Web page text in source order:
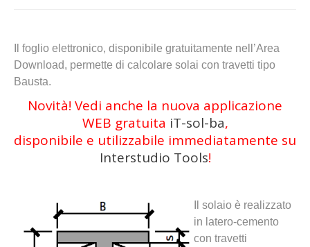
Il foglio elettronico, disponibile gratuitamente nell’Area
Download, permette di calcolare solai con travetti tipo
Bausta.
Novità! Vedi anche la nuova applicazione
WEB gratuita iT-sol-ba,
disponibile e utilizzabile immediatamente su
Interstudio Tools!
Il solaio è realizzato
in latero-cemento
con travetti